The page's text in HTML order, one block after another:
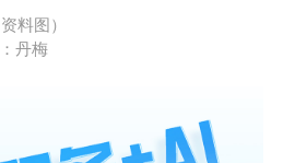
料图）
丹梅